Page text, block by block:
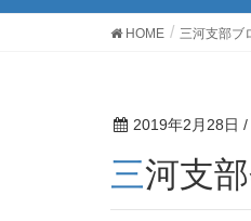
HOME 三河支部ブ
2019年2月28日 /
三河支